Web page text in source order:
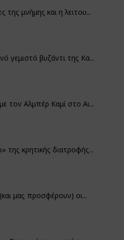
της μνήμης και η λειτου...
γεμιστό βυζάντι της Κα...
τον Αλμπέρ Καμί στο Αι...
της κρητικής διατροφής...
μας προσφέρουν) οι...